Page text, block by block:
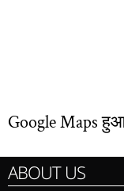
Google Maps
ABOUT US